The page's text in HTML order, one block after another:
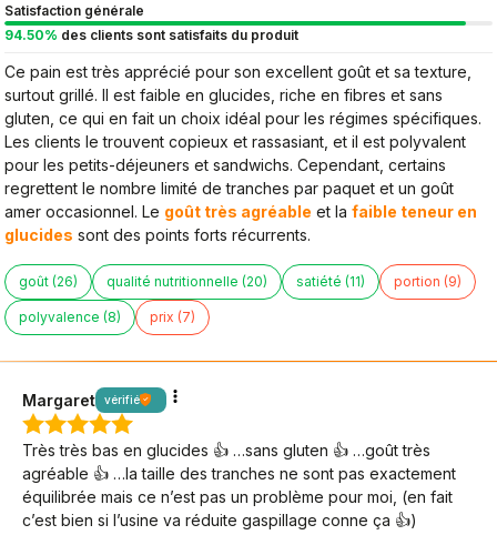
Satisfaction générale
94.50% des clients sont satisfaits du produit
Ce pain est très apprécié pour son excellent goût et sa texture,
surtout grillé. Il est faible en glucides, riche en fibres et sans
gluten, ce qui en fait un choix idéal pour les régimes spécifiques.
Les clients le trouvent copieux et rassasiant, et il est polyvalent
pour les petits-déjeuners et sandwichs. Cependant, certains
regrettent le nombre limité de tranches par paquet et un goût
amer occasionnel. Le goût très agréable et la faible teneur en
glucides sont des points forts récurrents.
goût (26) qualité nutritionnelle (20) satiété (11) portion (9)
polyvalence (8) prix (7)
Margaret vérifié
Très très bas en glucides 👍 …sans gluten 👍 …goût très
agréable 👍 …la taille des tranches ne sont pas exactement
équilibrée mais ce n’est pas un problème pour moi, (en fait
c’est bien si l’usine va réduite gaspillage conne ça 👍)